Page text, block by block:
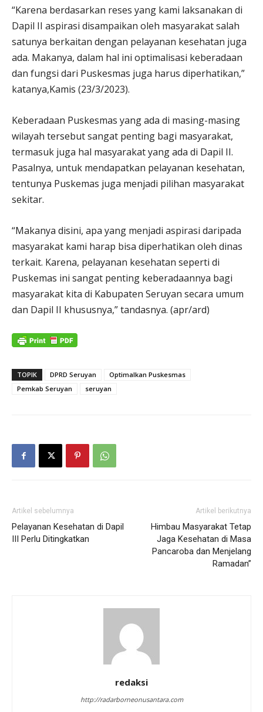
“Karena berdasarkan reses yang kami laksanakan di
Dapil II aspirasi disampaikan oleh masyarakat salah
satunya berkaitan dengan pelayanan kesehatan juga
ada. Makanya, dalam hal ini optimalisasi keberadaan
dan fungsi dari Puskesmas juga harus diperhatikan,”
katanya,Kamis (23/3/2023).
Keberadaan Puskesmas yang ada di masing-masing
wilayah tersebut sangat penting bagi masyarakat,
termasuk juga hal masyarakat yang ada di Dapil II.
Pasalnya, untuk mendapatkan pelayanan kesehatan,
tentunya Puskemas juga menjadi pilihan masyarakat
sekitar.
“Makanya disini, apa yang menjadi aspirasi daripada
masyarakat kami harap bisa diperhatikan oleh dinas
terkait. Karena, pelayanan kesehatan seperti di
Puskemas ini sangat penting keberadaannya bagi
masyarakat kita di Kabupaten Seruyan secara umum
dan Dapil II khususnya,” tandasnya. (apr/ard)
TOPIK DPRD Seruyan
Optimalkan Puskesmas
Pemkab Seruyan
seruyan
Artikel sebelumnya
Pelayanan Kesehatan di Dapil
III Perlu Ditingkatkan
Artikel berikutnya
Himbau Masyarakat Tetap
Jaga Kesehatan di Masa
Pancaroba dan Menjelang
Ramadan”
redaksi
http://radarborneonusantara.com